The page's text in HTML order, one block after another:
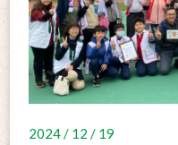
2024 / 12 / 19